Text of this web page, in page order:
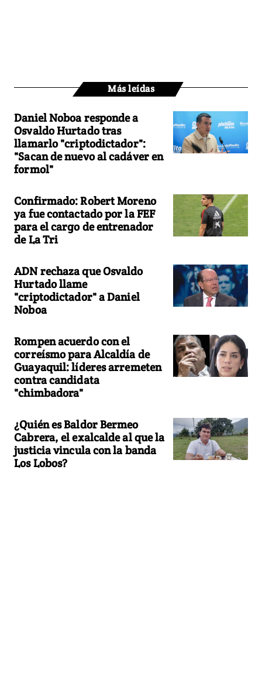
Más leídas
Daniel Noboa responde a
Osvaldo Hurtado tras
llamarlo "criptodictador":
"Sacan de nuevo al cadáver en
formol"
Confirmado: Robert Moreno
ya fue contactado por la FEF
para el cargo de entrenador
de La Tri
ADN rechaza que Osvaldo
Hurtado llame
"criptodictador" a Daniel
Noboa
Rompen acuerdo con el
correísmo para Alcaldía de
Guayaquil: líderes arremeten
contra candidata
"chimbadora"
¿Quién es Baldor Bermeo
Cabrera, el exalcalde al que la
justicia vincula con la banda
Los Lobos?